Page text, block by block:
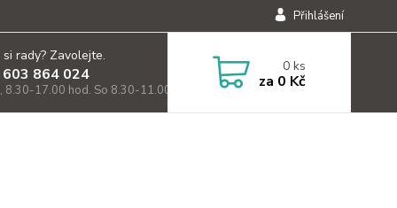
Přihlášení
rady? Zavolejte.
864 024
8.30-17.00 hod. So 8.30-11.00)
0ks
za 0 Kč